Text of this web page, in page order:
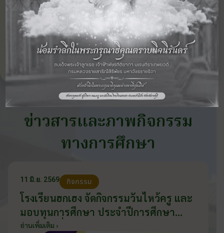
‹ กิจกรรม ดูภาพกิจกรรม
อื่นๆ ในปี 2568
กิจกรรม
ถัดไป ›
ข่าวสารและภาพกิจกรรม
ทางการศึกษา
11 มิ.ย. 2569 กิจกรรม
โรงเรียนฮกเฮง จัดกิจกรรมวันไหว้ครู และ
มอบทุนการศึกษา ประจำปีการศึกษา
2569 วันที่ 11 มิถุนายน 2569
อ่านเพิ่มเติม ›